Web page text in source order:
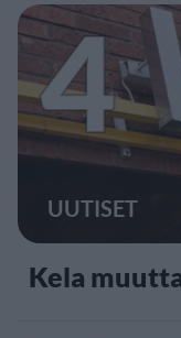
4
UUTISET
Kela